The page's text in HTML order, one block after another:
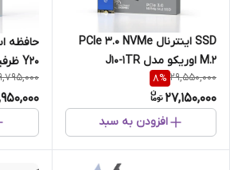
SSD اینترنال PCIe 3.0 NVMe
M.2 اوریکو مدل J10-1TR
29,550,000
8%
27,150,000
افزودن به سبد
حافظه
Y20 ظرفیت 1 ترا ابایت